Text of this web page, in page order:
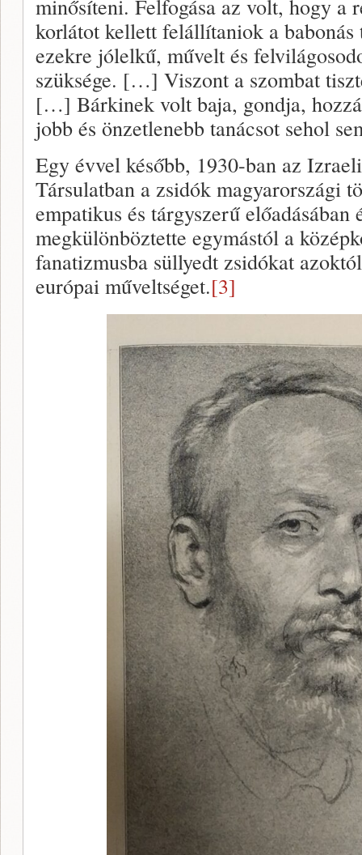
minősíteni. Felfogása az volt, hogy a
korlátot kellett felállítaniok a babonás
ezekre jólelkű, művelt és
szüksége. […] Viszont a szombat
[…] Bárkinek volt baja, gondja,
jobb és önzetlenebb tanácsot sehol
Egy évvel később, 1930-ban az
Társulatban a zsidók magyarországi
empatikus és tárgyszerű előadásában
megkülönböztette egymástól a
fanatizmusba süllyedt zsidókat
európai műveltséget.[3]